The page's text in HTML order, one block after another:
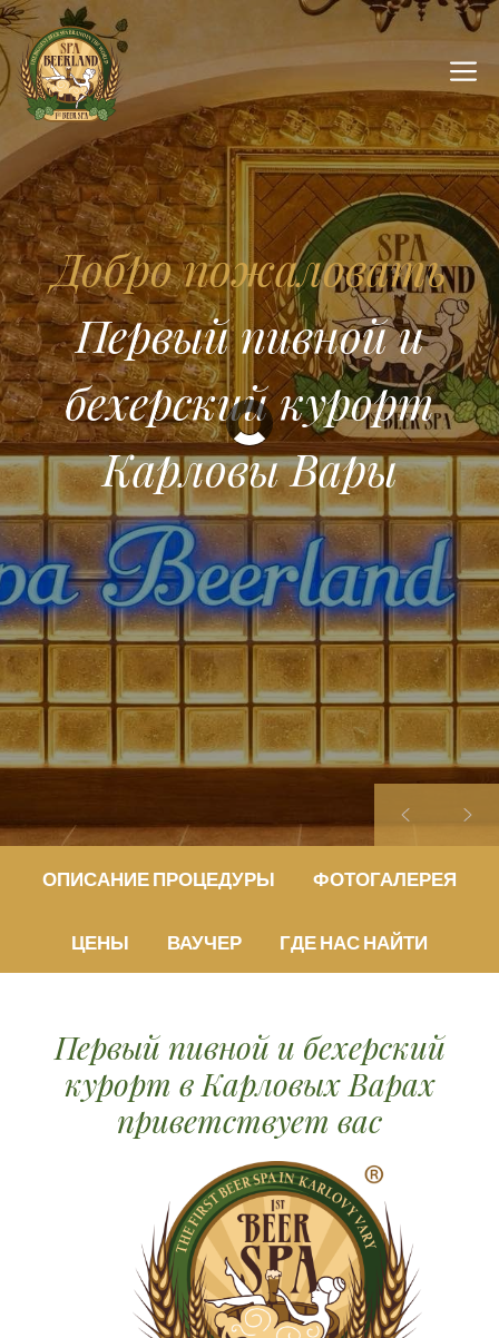
Перейти
к
содержимому
Добро пожаловать
Первый пивной и
бехерский курорт
Карловы Вары
ОПИСАНИЕ ПРОЦЕДУРЫ ФОТОГАЛЕРЕЯ
ЦЕНЫ ВАУЧЕР ГДЕ НАС НАЙТИ
Первый пивной и бехерский
курорт в Карловых Варах
приветствует вас